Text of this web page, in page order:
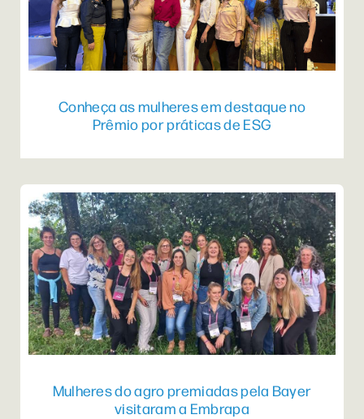
Conheça as mulheres em destaque no
Prêmio por práticas de ESG
Mulheres do agro premiadas pela Bayer
visitaram a Embrapa